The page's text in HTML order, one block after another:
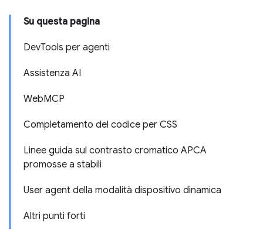
Su questa pagina
DevTools per agenti
Assistenza AI
WebMCP
Completamento del codice per CSS
Linee guida sul contrasto cromatico APCA
promosse a stabili
User agent della modalità dispositivo dinamica
Altri punti forti